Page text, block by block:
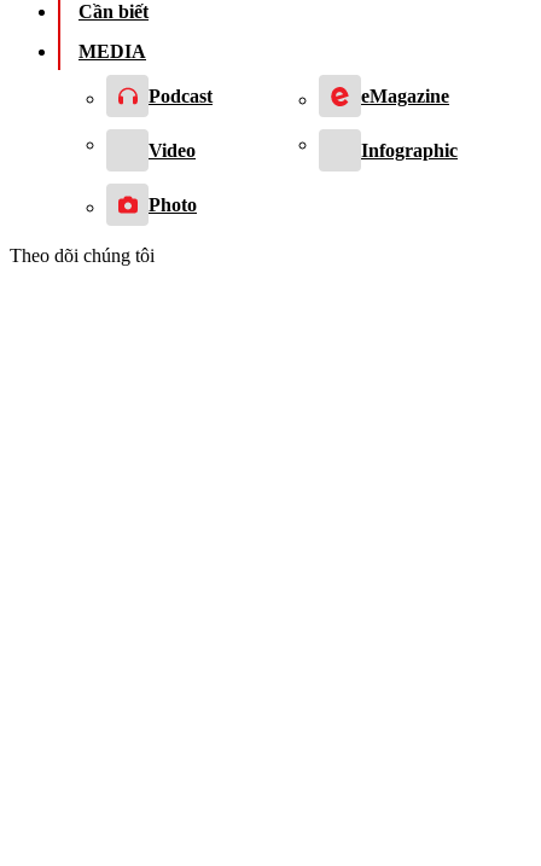
Cần biết
MEDIA
Podcast eMagazine
Video Infographic
Photo
Theo dõi chúng tôi